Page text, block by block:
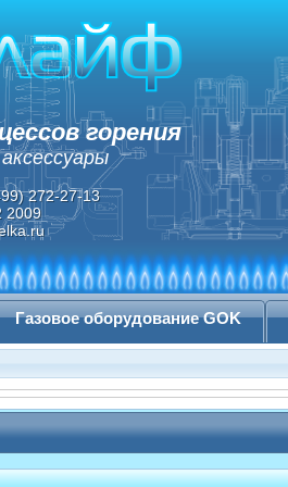
горения
272-27-13
2009
Газовое оборудование GOK